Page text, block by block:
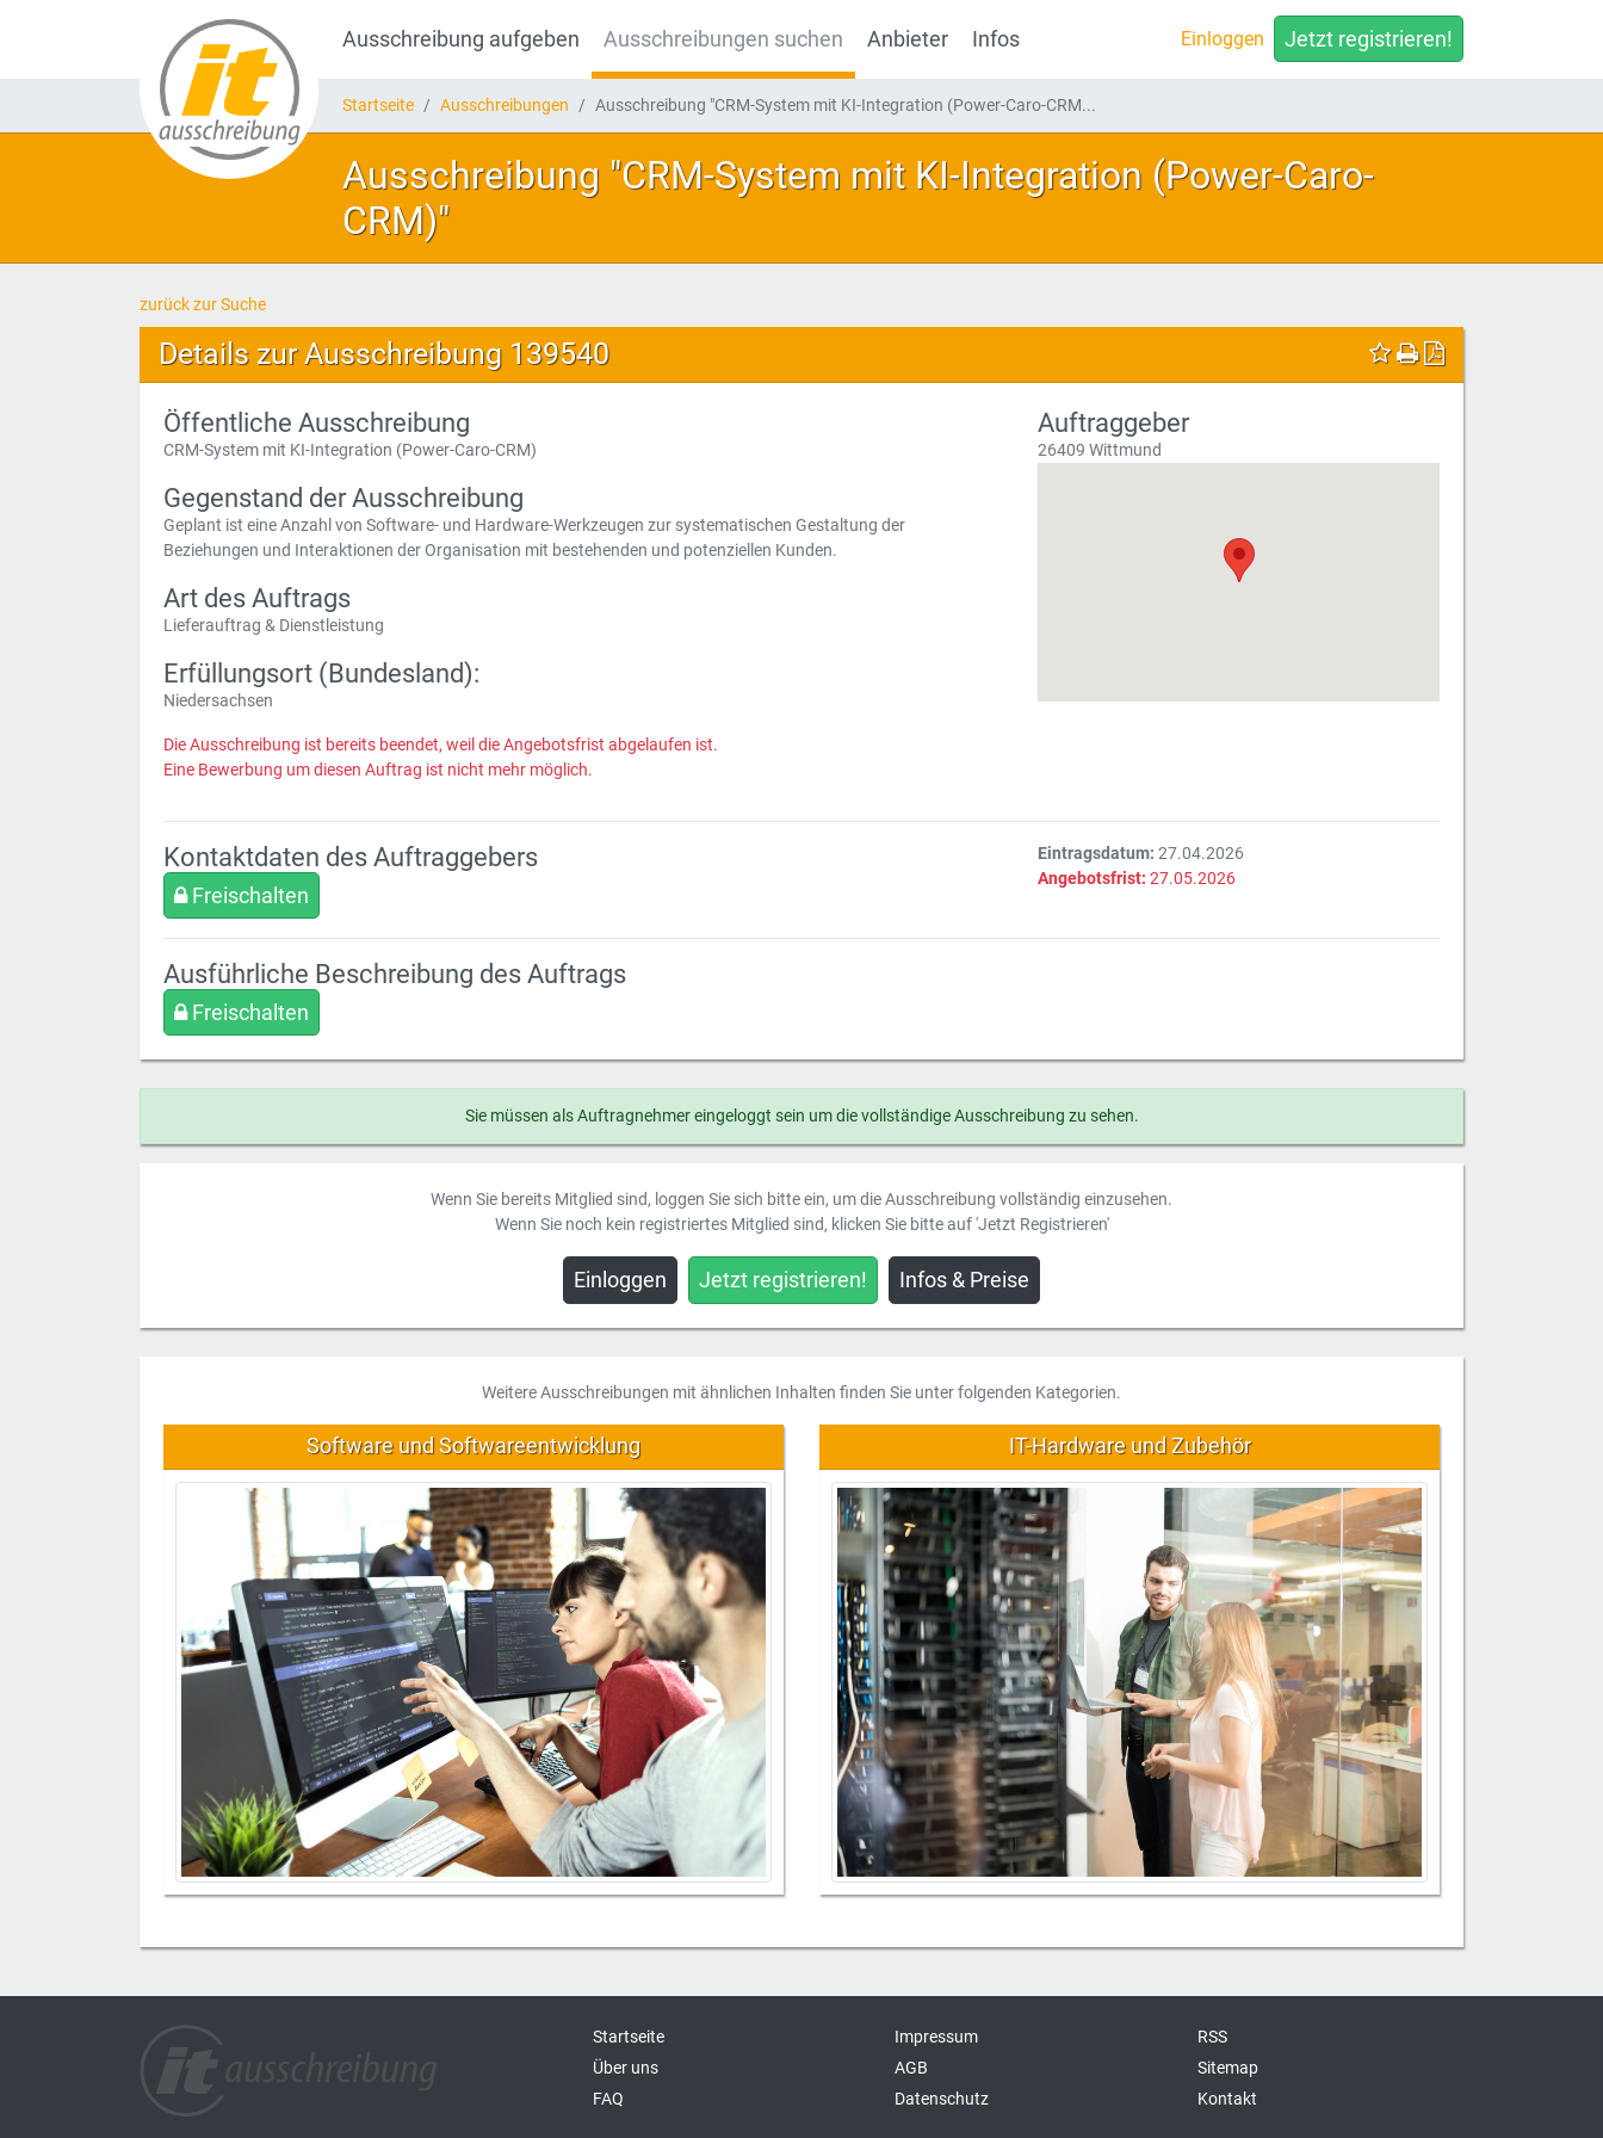
Ausschreibung aufgeben Ausschreibungen suchen Anbieter Infos Einloggen Jetzt registrieren!
Startseite Ausschreibungen Ausschreibung "CRM-System mit KI-Integration (Power-Caro-CRM...
Ausschreibung "CRM-System mit KI-Integration (Power-Caro-
CRM)"
zurück zur Suche
Details zur Ausschreibung 139540
Öffentliche Ausschreibung
CRM-System mit KI-Integration (Power-Caro-CRM)
Gegenstand der Ausschreibung
Geplant ist eine Anzahl von Software- und Hardware-Werkzeugen zur systematischen Gestaltung der
Beziehungen und Interaktionen der Organisation mit bestehenden und potenziellen Kunden.
Art des Auftrags
Lieferauftrag & Dienstleistung
Erfüllungsort (Bundesland):
Niedersachsen
Die Ausschreibung ist bereits beendet, weil die Angebotsfrist abgelaufen ist.
Eine Bewerbung um diesen Auftrag ist nicht mehr möglich.
Auftraggeber
26409 Wittmund
Kontaktdaten des Auftraggebers
Freischalten
Eintragsdatum: 27.04.2026
Angebotsfrist: 27.05.2026
Ausführliche Beschreibung des Auftrags
Freischalten
Sie müssen als Auftragnehmer eingeloggt sein um die vollständige Ausschreibung zu sehen.
Wenn Sie bereits Mitglied sind, loggen Sie sich bitte ein, um die Ausschreibung vollständig einzusehen.
Wenn Sie noch kein registriertes Mitglied sind, klicken Sie bitte auf 'Jetzt Registrieren'
Einloggen Jetzt registrieren! Infos & Preise
Weitere Ausschreibungen mit ähnlichen Inhalten finden Sie unter folgenden Kategorien.
Software und Softwareentwicklung IT-Hardware und Zubehör
Startseite
Über uns
FAQ
Impressum
AGB
Datenschutz
RSS
Sitemap
Kontakt